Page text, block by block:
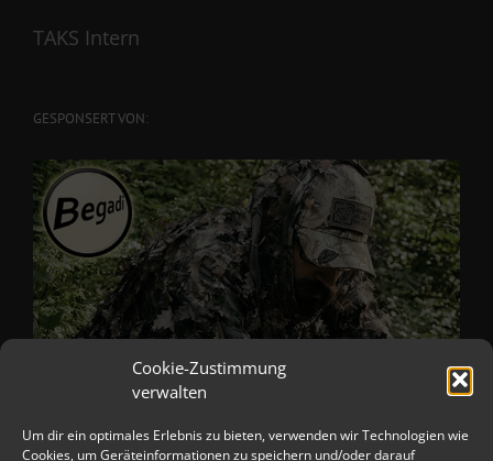
Cookie-Zustimmung
verwalten
Um dir ein optimales Erlebnis zu bieten, verwenden wir Technologien wie
Cookies, um Geräteinformationen zu speichern und/oder darauf
TAKS Intern
GESPONSERT VON: